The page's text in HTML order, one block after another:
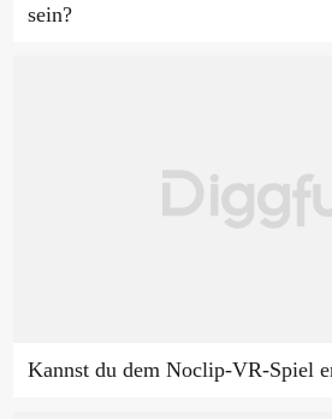
sein?
Kannst du dem Noclip-VR-Spiel